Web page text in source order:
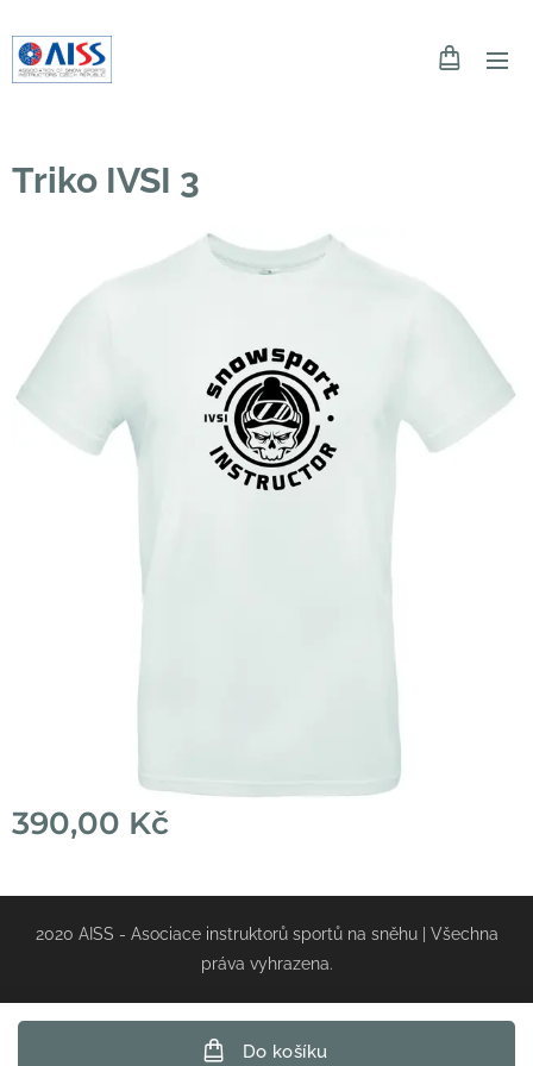
Triko IVSI 3
390,00 Kč
Do košíku
2020 AISS - Asociace instruktorů sportů na sněhu | Všechna
práva vyhrazena.